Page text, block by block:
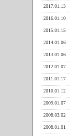
2017.01.13
2016.01.10
2015.01.15
2014.01.06
2013.01.06
2012.01.07
2011.01.17
2010.01.12
2009.01.07
2008.03.02
2008.01.01